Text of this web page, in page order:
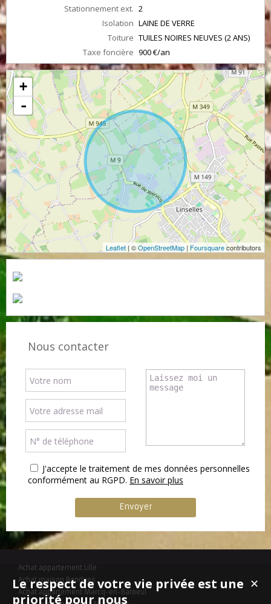
Stationnement ext. 2
Isolation LAINE DE VERRE
Toiture TUILES NOIRES NEUVES (2 ANS)
Taxe foncière 900 €/an
+
-
Leaflet| ©OpenStreetMap|Foursquarecontributors
Nous contacter
J'accepte le traitement de mes données personnelles
conformément au RGPD. En savoir plus
Achat appartement Lille
Achat maison Bondues
Achat appartement Marcq-en-Baroeul
✕
Le respect de votre vie privée est une
priorité pour nous